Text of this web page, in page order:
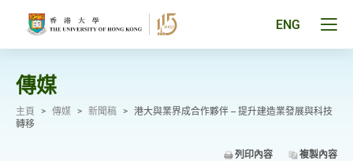
ENG
傳媒
主頁 > 傳媒 > 新聞稿 > 港大與業界成合作夥伴 -- 提升建造業發展與科技
轉移
列印內容 複製內容